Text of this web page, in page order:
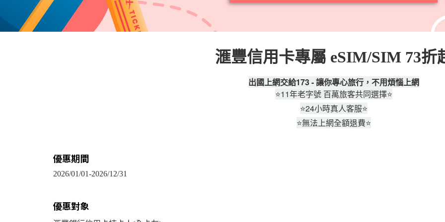
滙豐信用卡專屬 eSIM/SIM 73折
出國上網交給173 -讓你專心旅行，不用煩惱上網
⭐11年老字號 百萬旅客共同選擇⭐
⭐24小時真人客服⭐
⭐無法上網全額退費⭐
優惠期間
2026/01/01-2026/12/31
優惠對象